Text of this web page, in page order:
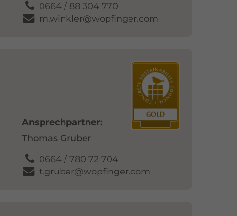
0664 / 88 304 770
m.winkler@wopfinger.com
Ansprechpartner
Thomas Gruber
0664 / 780 72 704
t.gruber@wopfinger.com